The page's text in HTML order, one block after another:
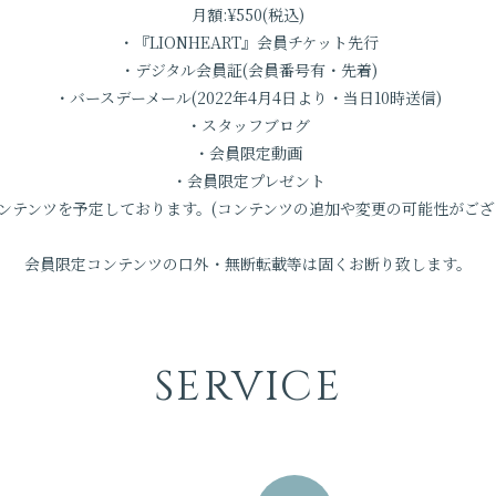
月額:¥550(税込)
・『LIONHEART』会員チケット先行
・デジタル会員証(会員番号有・先着)
・バースデーメール(2022年4月4日より・当日10時送信)
・スタッフブログ
・会員限定動画
・会員限定プレゼント
テンツを予定しております。(コンテンツの追加や変更の可能性がご
会員限定コンテンツの口外・無断転載等は固くお断り致します。
SERVICE